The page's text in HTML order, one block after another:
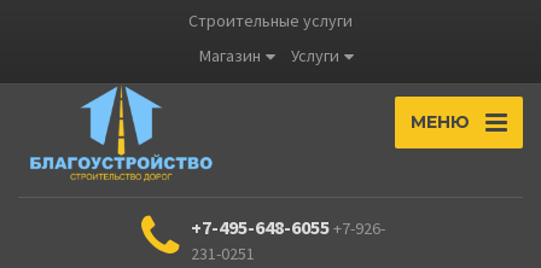
Строительные услуги
Магазин
Услуги
МЕНЮ
+7-495-648-6055+7-926-
231-0251